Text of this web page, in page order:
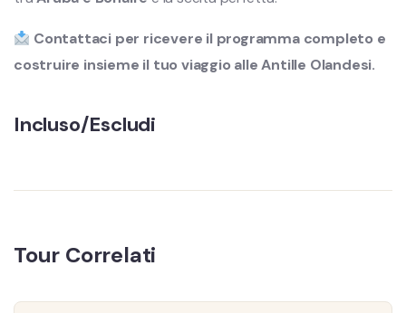
Contattaci per ricevere il programma completo e
costruire insieme il tuo viaggio alle Antille Olandesi.
Incluso/Escludi
Tour Correlati